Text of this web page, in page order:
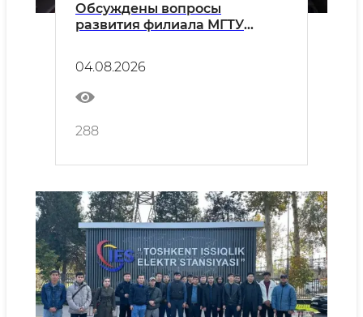
Обсуждены вопросы
развития филиала МГТУ
04.08.2026
288